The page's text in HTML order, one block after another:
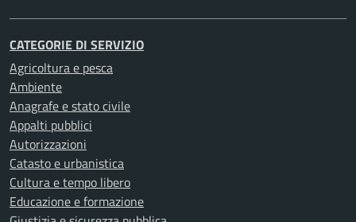
CATEGORIE DI SERVIZIO
Agricoltura e pesca
Ambiente
Anagrafe e stato civile
Appalti pubblici
Autorizzazioni
Catasto e urbanistica
Cultura e tempo libero
Educazione e formazione